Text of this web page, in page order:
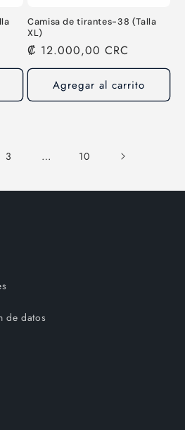
Camisa de tirantes-38 (Talla
XL)
Precio
habitual
₡ 12.000,00 CRC
Agregar al carrito
3 … 10
de datos